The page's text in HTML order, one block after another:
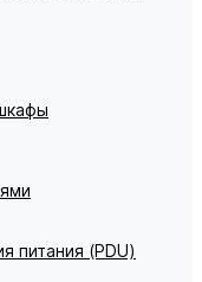
питания (PDU)